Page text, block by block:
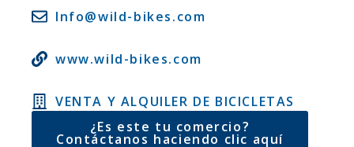
Info@wild-bikes.com
www.wild-bikes.com
VENTA Y ALQUILER DE BICICLETAS
¿Es este tu comercio?
Contáctanos haciendo clic aquí